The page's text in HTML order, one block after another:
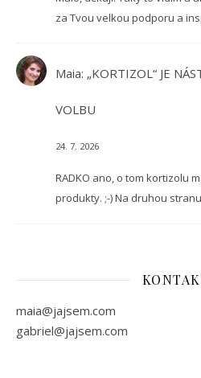
za Tvou velkou podporu a
Maia: „KORTIZOL“ JE
VOLBU
24. 7. 2026
RADKO ano, o tom kortizolu
produkty. ;-) Na druhou
maia@jajsem.com
gabriel@jajsem.com